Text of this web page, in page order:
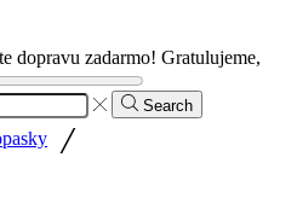
dopravu zadarmo! Gratulujeme,
Search
/